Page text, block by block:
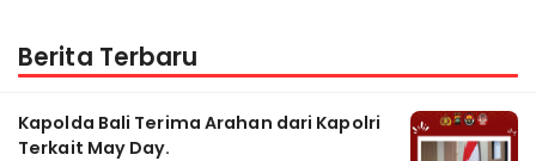
Berita Terbaru
Kapolda Bali Terima Arahan dari Kapolri
Terkait May Day.